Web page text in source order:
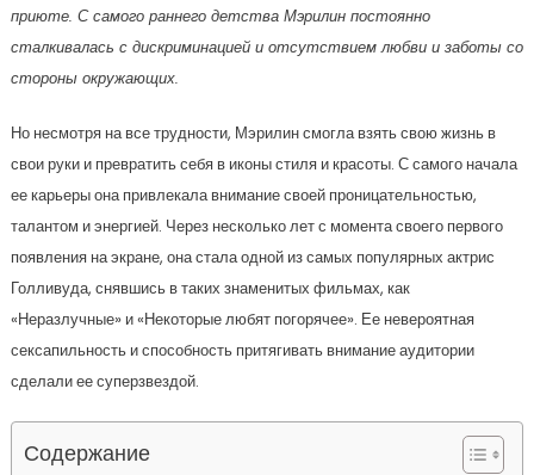
приюте. С самого раннего детства Мэрилин постоянно
сталкивалась с дискриминацией и отсутствием любви и заботы со
стороны окружающих.
Но несмотря на все трудности, Мэрилин смогла взять свою жизнь в
свои руки и превратить себя в иконы стиля и красоты. С самого начала
ее карьеры она привлекала внимание своей проницательностью,
талантом и энергией. Через несколько лет с момента своего первого
появления на экране, она стала одной из самых популярных актрис
Голливуда, снявшись в таких знаменитых фильмах, как
«Неразлучные» и «Некоторые любят погорячее». Ее невероятная
сексапильность и способность притягивать внимание аудитории
сделали ее суперзвездой.
Содержание